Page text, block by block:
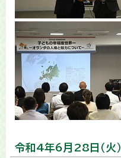
令和4年6月28日（火）